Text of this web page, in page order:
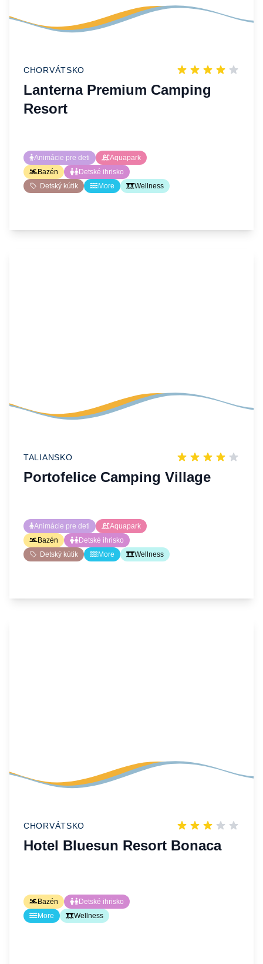
CHORVÁTSKO
Lanterna Premium Camping
Resort
Animácie pre deti
Aquapark
Bazén
Detské ihrisko
Detský kútik
More Wellness
TALIANSKO
Portofelice Camping Village
Animácie pre deti
Aquapark
Bazén
Detské ihrisko
Detský kútik
More Wellness
CHORVÁTSKO
Hotel Bluesun Resort Bonaca
Bazén
Detské ihrisko
More
Wellness